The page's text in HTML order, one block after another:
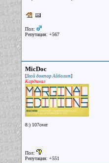
Пол:
Репутация: +567
MicDoc
[Злой доктор Айболит]
Кардинал
8:) 107over
Пол:
Репутация: +551